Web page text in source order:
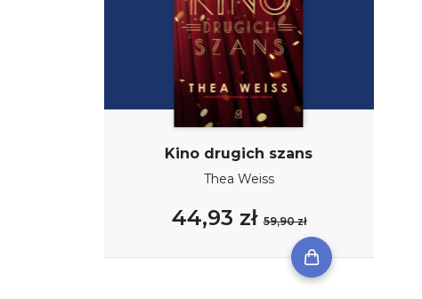
Kino drugich szans
Thea Weiss
44,93 zł59,90 zł